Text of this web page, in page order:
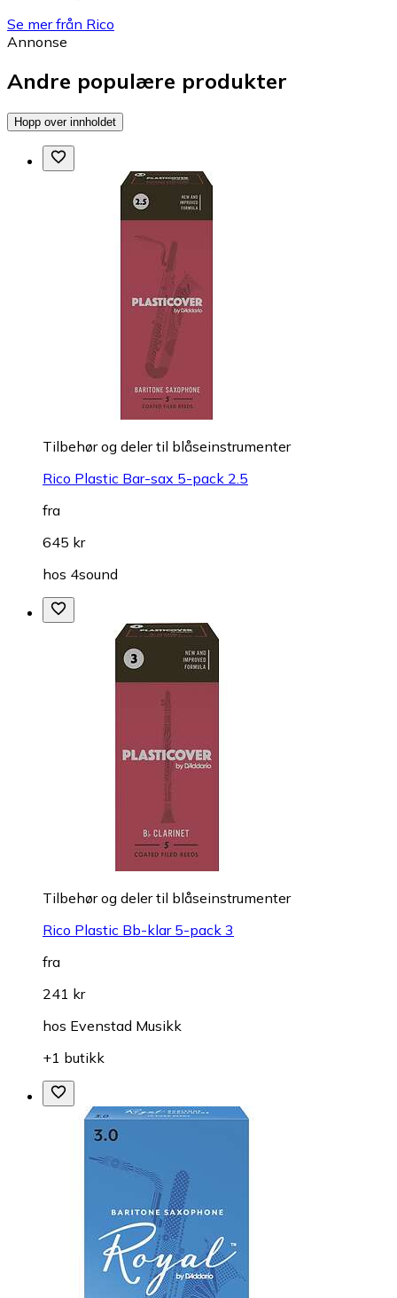
Se mer från Rico
Annonse
Andre populære produkter
Hopp over innholdet
Tilbehør og deler til blåseinstrumenter
Rico Plastic Bar-sax 5-pack 2.5
fra
645 kr
hos 4sound
Tilbehør og deler til blåseinstrumenter
Rico Plastic Bb-klar 5-pack 3
fra
241 kr
hos Evenstad Musikk
+1 butikk